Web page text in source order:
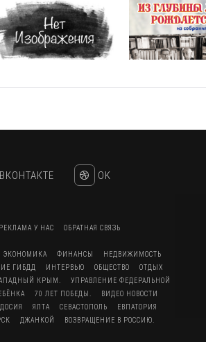
ВКОНТАКТЕ OK
РЕКЛАМА У НАС ОБРАТНАЯ СВЯЗЬ
ЭКОНОМИКА ФИНАНСЫ
НЕДВИЖИМОСТЬ
ГИБДД ИНТЕРВЬЮ ОБЩЕСТВО
ОТДЫХ
КРЫМ.
УПРАВЛЕНИЕ ФЕДЕРАЛЬНОЙ
70 ЛЕТ ПОБЕДЫ.
ВИДЕО НОВОСТИ
ЯЛТА СЕВАСТОПОЛЬ
ЕВПАТОРИЯ
ДЖАНКОЙ ВОЗВРАЩЕНИЕ В РОССИЮ.